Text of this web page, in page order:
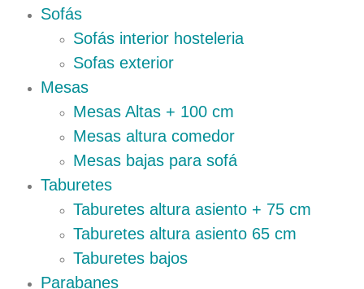
Sofás
Sofás interior hosteleria
Sofas exterior
Mesas
Mesas Altas + 100 cm
Mesas altura comedor
Mesas bajas para sofá
Taburetes
Taburetes altura asiento + 75 cm
Taburetes altura asiento 65 cm
Taburetes bajos
Parabanes